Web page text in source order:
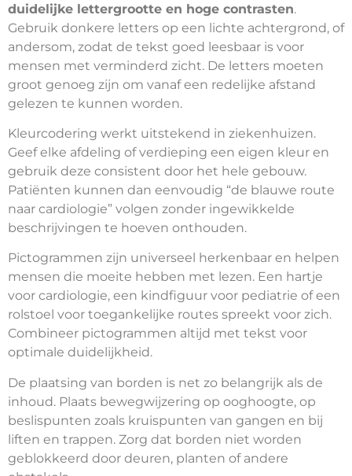
duidelijke lettergrootte en hoge contrasten.
Gebruik donkere letters op een lichte achtergrond, of
andersom, zodat de tekst goed leesbaar is voor
mensen met verminderd zicht. De letters moeten
groot genoeg zijn om vanaf een redelijke afstand
gelezen te kunnen worden.
Kleurcodering werkt uitstekend in ziekenhuizen.
Geef elke afdeling of verdieping een eigen kleur en
gebruik deze consistent door het hele gebouw.
Patiënten kunnen dan eenvoudig “de blauwe route
naar cardiologie” volgen zonder ingewikkelde
beschrijvingen te hoeven onthouden.
Pictogrammen zijn universeel herkenbaar en helpen
mensen die moeite hebben met lezen. Een hartje
voor cardiologie, een kindfiguur voor pediatrie of een
rolstoel voor toegankelijke routes spreekt voor zich.
Combineer pictogrammen altijd met tekst voor
optimale duidelijkheid.
De plaatsing van borden is net zo belangrijk als de
inhoud. Plaats bewegwijzering op ooghoogte, op
beslispunten zoals kruispunten van gangen en bij
liften en trappen. Zorg dat borden niet worden
geblokkeerd door deuren, planten of andere